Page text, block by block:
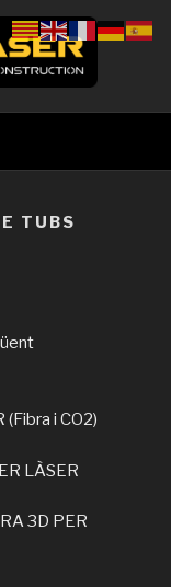
TUBS
i CO2)
LÀSER
3D PER